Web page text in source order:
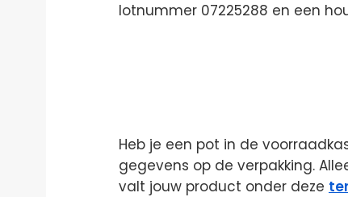
lotnummer 07225288 en een
Heb je een pot in de
gegevens op de verpakking.
valt jouw product onder deze